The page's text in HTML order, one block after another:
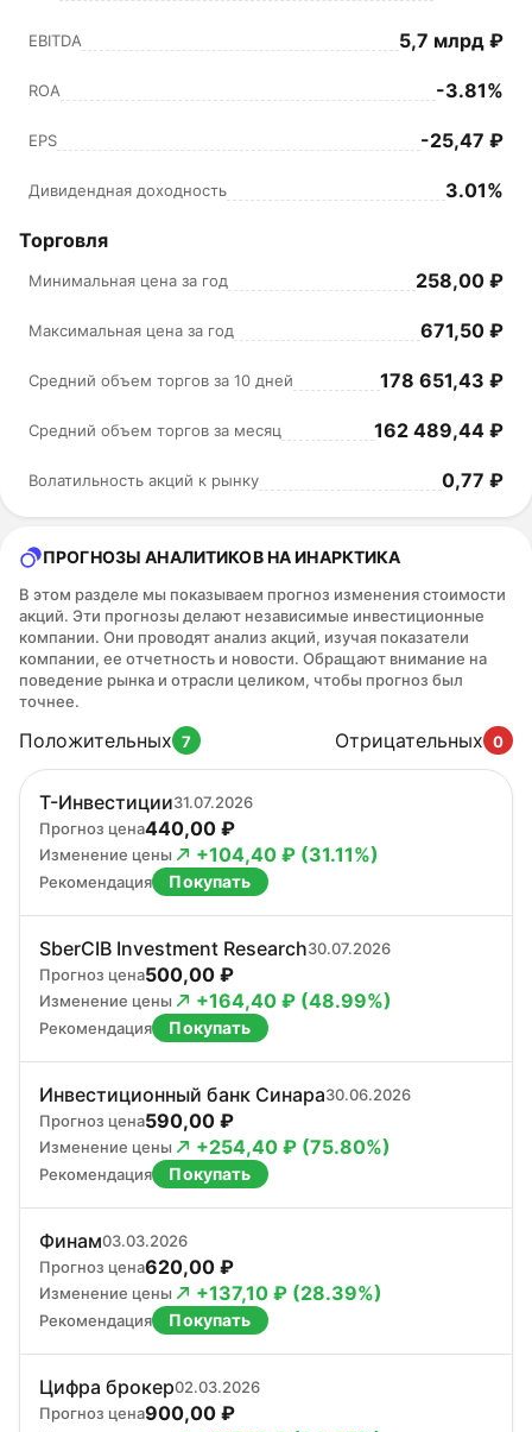
EBITDA 5,7 млрд ₽
ROA -3.81%
EPS -25,47 ₽
Дивидендная доходность 3.01%
Торговля
Минимальная цена за год 258,00 ₽
Максимальная цена за год 671,50 ₽
Средний объем торгов за 10 дней 178 651,43 ₽
Средний объем торгов за месяц 162 489,44 ₽
Волатильность акций к рынку 0,77 ₽
ПРОГНОЗЫ АНАЛИТИКОВ НА ИНАРКТИКА
В этом разделе мы показываем прогноз изменения стоимости
акций. Эти прогнозы делают независимые инвестиционные
компании. Они проводят анализ акций, изучая показатели
компании, ее отчетность и новости. Обращают внимание на
поведение рынка и отрасли целиком, чтобы прогноз был
точнее.
Положительных 7 Отрицательных 0
Т-Инвестиции31.07.2026
Прогноз цена440,00 ₽
Изменение цены +104,40 ₽ (31.11%)
Рекомендация Покупать
SberCIB Investment Research30.07.2026
Прогноз цена500,00 ₽
Изменение цены +164,40 ₽ (48.99%)
Рекомендация Покупать
Инвестиционный банк Синара30.06.2026
Прогноз цена590,00 ₽
Изменение цены +254,40 ₽ (75.80%)
Рекомендация Покупать
Финам03.03.2026
Прогноз цена620,00 ₽
Изменение цены +137,10 ₽ (28.39%)
Рекомендация Покупать
Цифра брокер02.03.2026
Прогноз цена900,00 ₽